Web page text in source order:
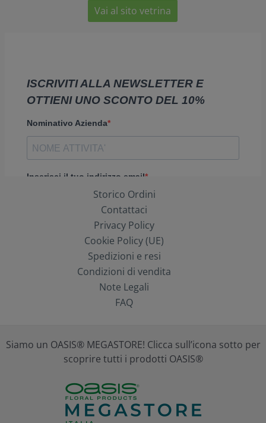
Vai al sito vetrina
Storico Ordini
Contattaci
Privacy Policy
Cookie Policy (UE)
Spedizioni e resi
Condizioni di vendita
Note Legali
FAQ
Siamo un OASIS® MEGASTORE! Clicca sull’icona sotto per
scoprire tutti i prodotti OASIS®